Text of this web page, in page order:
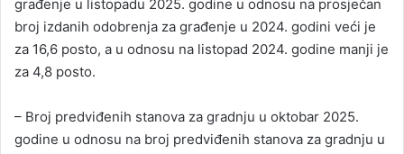
građenje u listopadu 2025. godine u odnosu na prosječan
broj izdanih odobrenja za građenje u 2024. godini veći je
za 16,6 posto, a u odnosu na listopad 2024. godine manji je
za 4,8 posto.
– Broj predviđenih stanova za gradnju u oktobar 2025.
godine u odnosu na broj predviđenih stanova za gradnju u